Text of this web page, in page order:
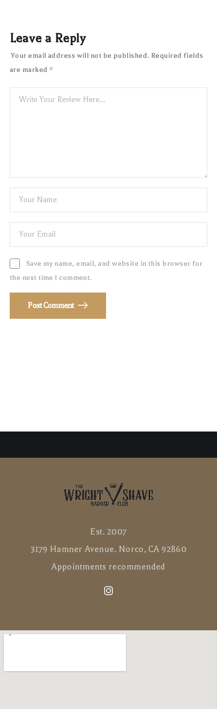
Leave a Reply
Your email address will not be published. Required fields
are marked *
Save my name, email, and website in this browser for
the next time I comment.
Post Comment
Est. 2007
3179 Hamner Avenue. Norco, CA 92860
Appointments recommended